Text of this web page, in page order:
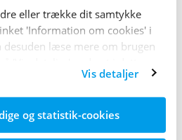
eller trække dit samtykke
'Information om cookies' i
desuden læse mere om brugen
Vis detaljer
og statistik-cookies
den sidste mulighed, man